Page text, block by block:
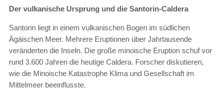
Der vulkanische Ursprung und die Santorin-Caldera
Santorin liegt in einem vulkanischen Bogen im südlichen
Ägäischen Meer. Mehrere Eruptionen über Jahrtausende
veränderten die Inseln. Die große minoische Eruption schuf vor
rund 3.600 Jahren die heutige Caldera. Forscher diskutieren,
wie die Minoische Katastrophe Klima und Gesellschaft im
Mittelmeer beeinflusste.